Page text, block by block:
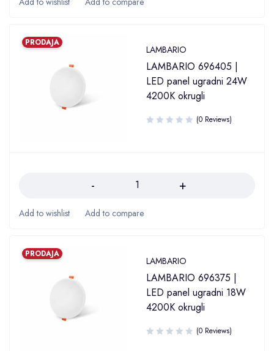
PRODAJA
LAMBARIO
LAMBARIO 696405 |
LED panel ugradni 24W
4200K okrugli
(0 Reviews)
PRODAJA
LAMBARIO
LAMBARIO 696375 |
LED panel ugradni 18W
4200K okrugli
(0 Reviews)